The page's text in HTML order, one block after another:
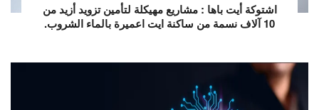
اشتوكة أيت باها : مشاريع مهيكلة لتأمين تزويد أزيد من
10 آلاف نسمة من ساكنة ايت اعميرة بالماء الشروب.